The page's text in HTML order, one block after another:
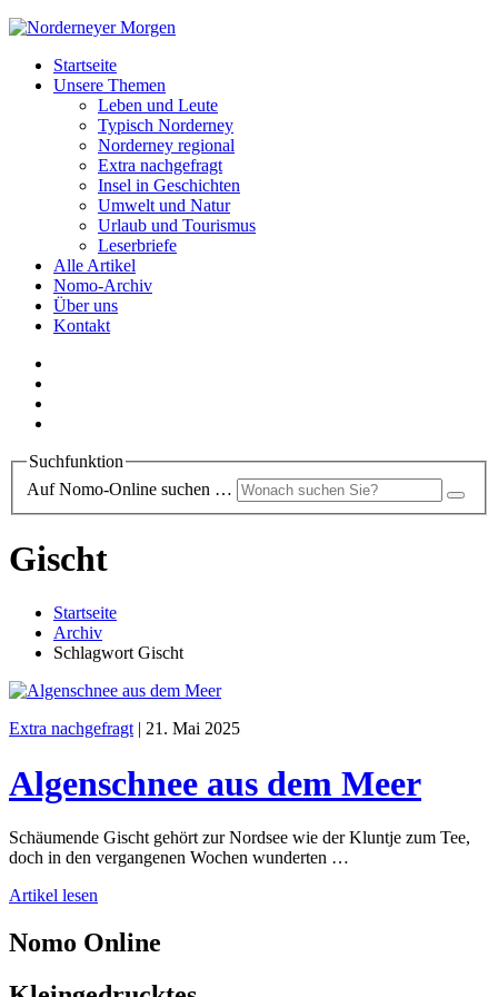
Startseite
Unsere Themen
Leben und Leute
Typisch Norderney
Norderney regional
Extra nachgefragt
Insel in Geschichten
Umwelt und Natur
Urlaub und Tourismus
Leserbriefe
Alle Artikel
Nomo-Archiv
Über uns
Kontakt
Suchfunktion
Auf Nomo-Online suchen …
Gischt
Startseite
Archiv
Schlagwort Gischt
Extra nachgefragt| 21. Mai 2025
Algenschnee aus dem Meer
Schäumende Gischt gehört zur Nordsee wie der Kluntje zum Tee,
doch in den vergangenen Wochen wunderten …
Artikel lesen
Nomo Online